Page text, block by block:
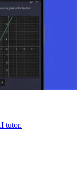
które
obliczyć liczbę
jest ważne dla
statystyce
są kluczowe dla
zastosowaniach
algorytmów
tutor.